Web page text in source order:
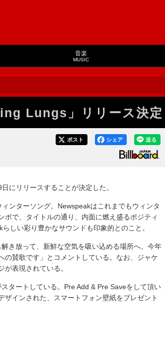
音楽
MUSIC
Lungs」リリース決定
送る
シェア
ポスト
にリリースすることが決定した。
ンターソング。Newspeakはこれまでもウィンタ
で、タイトルの通り、内面に燃え盛るポジティ
しい彩り豊かなサウンドも印象的とのこと。
き放って、新鮮な空気を吸い込める場所へ。今年
の賛歌です」とコメントしている。なお、ジャケ
表現されている。
タートしている。Pre Add & Pre Saveをして頂い
インされた、スマートフォン壁紙をプレゼント